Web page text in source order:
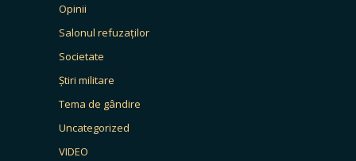
Opinii
Salonul refuzaților
Societate
Știri militare
Tema de gândire
Uncategorized
VIDEO